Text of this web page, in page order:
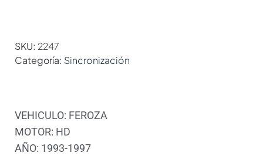
SKU: 2247
Categoría: Sincronización
VEHICULO: FEROZA
MOTOR: HD
AÑO: 1993-1997